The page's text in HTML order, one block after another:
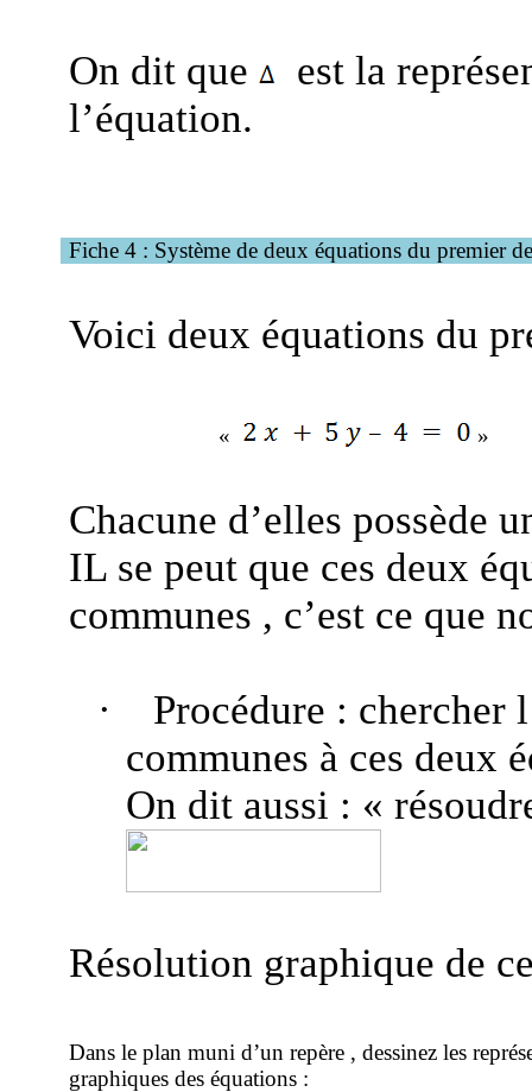
On dit que est la
l’équation.
Fiche 4 : Système de deux équations du premier
Voici deux équations du
« »
Chacune d’elles possède
IL se peut que ces deux
communes , c’est ce que
·
Procédure : chercher
communes à ces deux
On dit aussi : «
Résolution graphique de
Dans le plan muni d’unrepère , dessinez les
graphiques des équations :